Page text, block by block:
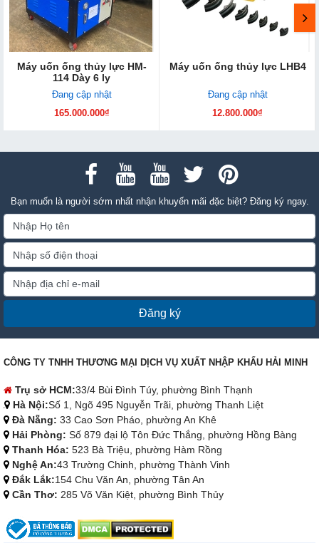
Máy uốn ống thủy lực HM-
114 Dày 6 ly
Đang cập nhật
165.000.000₫
Máy uốn ống thủy lực LHB4
Đang cập nhật
12.800.000₫
Bạn muốn là người sớm nhất nhận khuyến mãi đặc biệt? Đăng ký ngay.
Đăng ký
CÔNG TY TNHH THƯƠNG MẠI DỊCH VỤ XUẤT NHẬP KHẨU HẢI MINH
Trụ sở HCM:33/4 Bùi Đình Túy, phường Bình Thạnh
Hà Nội:Số 1, Ngõ 495 Nguyễn Trãi, phường Thanh Liệt
Đà Nẵng: 33 Cao Sơn Pháo, phường An Khê
Hải Phòng: Số 879 đại lộ Tôn Đức Thắng, phường Hồng Bàng
Thanh Hóa: 523 Bà Triệu, phường Hàm Rồng
Nghệ An:43 Trường Chinh, phường Thành Vinh
Đắk Lắk:154 Chu Văn An, phường Tân An
Cần Thơ: 285 Võ Văn Kiệt, phường Bình Thủy